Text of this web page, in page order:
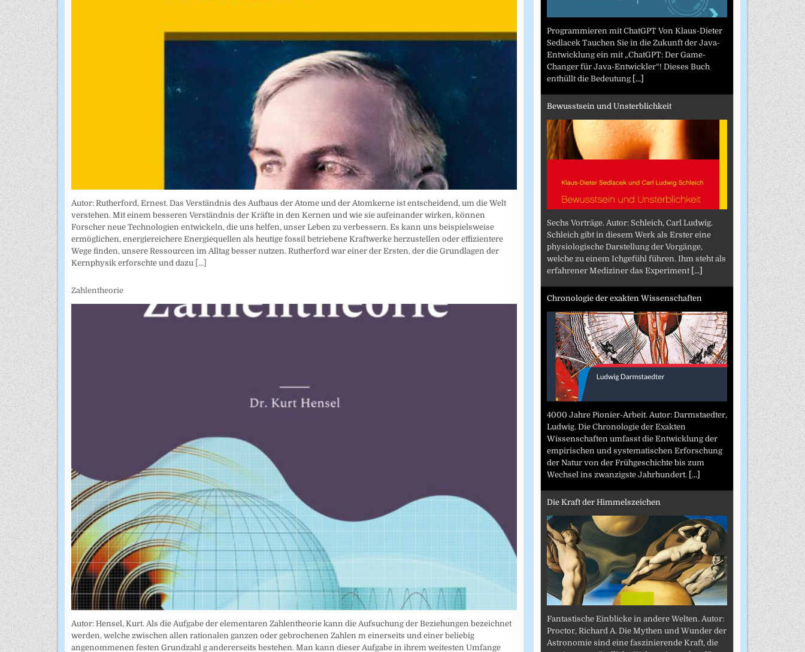
Autor: Rutherford, Ernest. Das Verständnis des Aufbaus der Atome und der Atomkerne ist entscheidend, um die Welt
verstehen. Mit einem besseren Verständnis der Kräfte in den Kernen und wie sie aufeinander wirken, können
Forscher neue Technologien entwickeln, die uns helfen, unser Leben zu verbessern. Es kann uns beispielsweise
ermöglichen, energiereichere Energiequellen als heutige fossil betriebene Kraftwerke herzustellen oder effizientere
Wege finden, unsere Ressourcen im Alltag besser nutzen. Rutherford war einer der Ersten, der die Grundlagen der
Kernphysik erforschte und dazu [...]
Zahlentheorie
Autor: Hensel, Kurt. Als die Aufgabe der elementaren Zahlentheorie kann die Aufsuchung der Beziehungen bezeichnet
werden, welche zwischen allen rationalen ganzen oder gebrochenen Zahlen m einerseits und einer beliebig
angenommenen festen Grundzahl g andererseits bestehen. Man kann dieser Aufgabe in ihrem weitesten Umfange
Programmieren mit ChatGPT Von Klaus-Dieter
Sedlacek Tauchen Sie in die Zukunft der Java-
Entwicklung ein mit „ChatGPT: Der Game-
Changer für Java-Entwickler“! Dieses Buch
enthüllt die Bedeutung [...]
Bewusstsein und Unsterblichkeit
Sechs Vorträge. Autor: Schleich, Carl Ludwig.
Schleich gibt in diesem Werk als Erster eine
physiologische Darstellung der Vorgänge,
welche zu einem Ichgefühl führen. Ihm steht als
erfahrener Mediziner das Experiment [...]
Chronologie der exakten Wissenschaften
4000 Jahre Pionier-Arbeit. Autor: Darmstaedter,
Ludwig. Die Chronologie der Exakten
Wissenschaften umfasst die Entwicklung der
empirischen und systematischen Erforschung
der Natur von der Frühgeschichte bis zum
Wechsel ins zwanzigste Jahrhundert. [...]
Die Kraft der Himmelszeichen
Fantastische Einblicke in andere Welten. Autor:
Proctor, Richard A. Die Mythen und Wunder der
Astronomie sind eine faszinierende Kraft, die